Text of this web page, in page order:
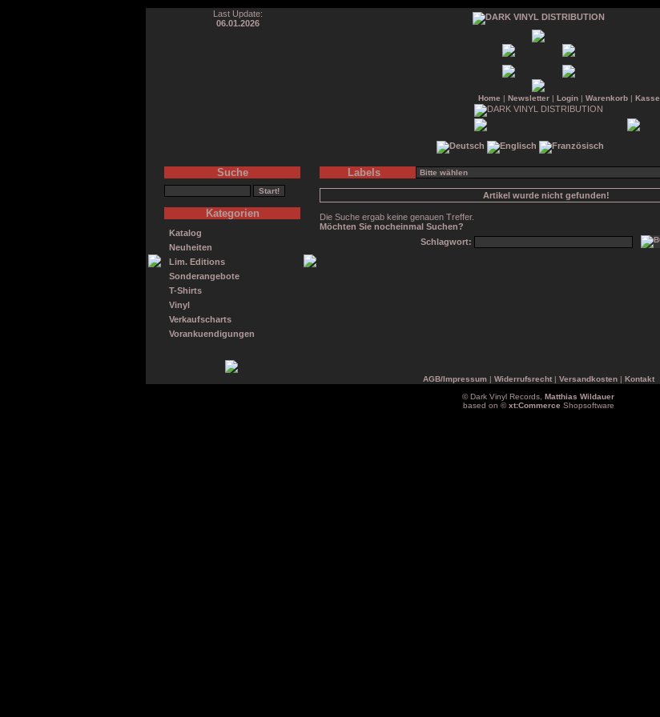
Last Update:
06.01.2026
Home | Newsletter| Login| Warenkorb| Kasse
Suche
Kategorien
Katalog
Neuheiten
Lim. Editions
Sonderangebote
T-Shirts
Vinyl
Verkaufscharts
Vorankuendigungen
Labels
Artikel wurde nicht gefunden!
Die Suche ergab keine genauen Treffer.
Möchten Sie nocheinmal Suchen?
Schlagwort:
AGB/Impressum| Widerrufsrecht| Versandkosten| Kontakt
© Dark Vinyl Records, Matthias Wildauer
based on ©xt:CommerceShopsoftware